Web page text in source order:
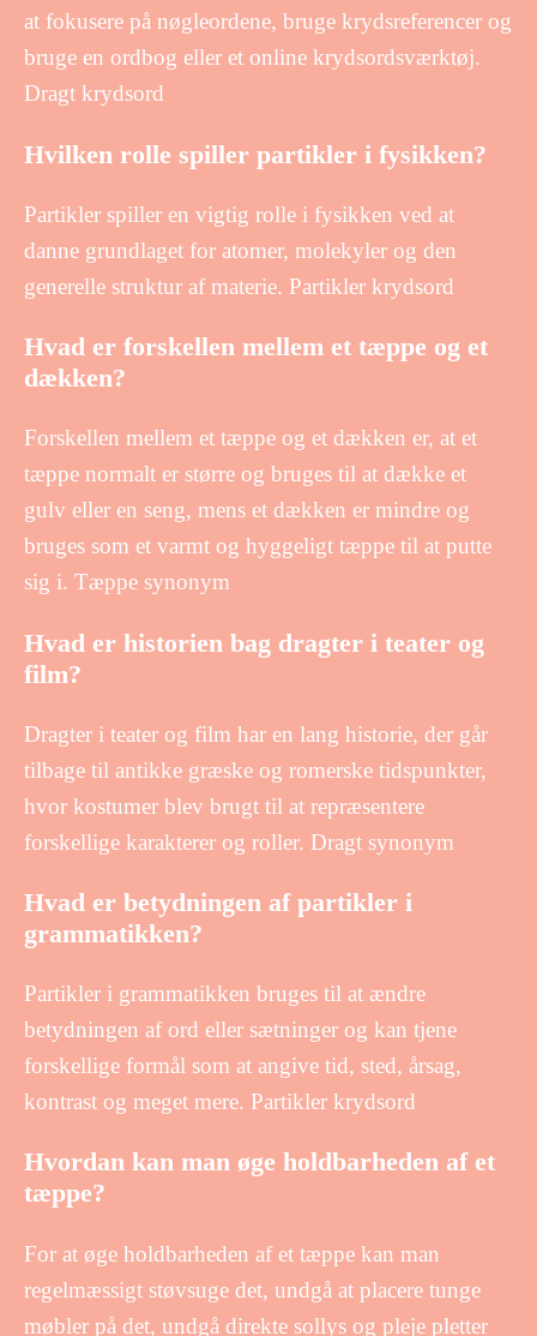
at fokusere på nøgleordene, bruge krydsreferencer og
bruge en ordbog eller et online krydsordsværktøj.
Dragt krydsord
Hvilken rolle spiller partikler i fysikken?
Partikler spiller en vigtig rolle i fysikken ved at
danne grundlaget for atomer, molekyler og den
generelle struktur af materie. Partikler krydsord
Hvad er forskellen mellem et tæppe og et
dækken?
Forskellen mellem et tæppe og et dækken er, at et
tæppe normalt er større og bruges til at dække et
gulv eller en seng, mens et dækken er mindre og
bruges som et varmt og hyggeligt tæppe til at putte
sig i. Tæppe synonym
Hvad er historien bag dragter i teater og
film?
Dragter i teater og film har en lang historie, der går
tilbage til antikke græske og romerske tidspunkter,
hvor kostumer blev brugt til at repræsentere
forskellige karakterer og roller. Dragt synonym
Hvad er betydningen af partikler i
grammatikken?
Partikler i grammatikken bruges til at ændre
betydningen af ord eller sætninger og kan tjene
forskellige formål som at angive tid, sted, årsag,
kontrast og meget mere. Partikler krydsord
Hvordan kan man øge holdbarheden af et
tæppe?
For at øge holdbarheden af et tæppe kan man
regelmæssigt støvsuge det, undgå at placere tunge
møbler på det, undgå direkte sollys og pleje pletter